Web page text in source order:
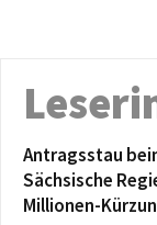
Antragsstau
Sächsische
Millionen-